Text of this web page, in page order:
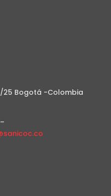
25 Bogotá -Colombia
–